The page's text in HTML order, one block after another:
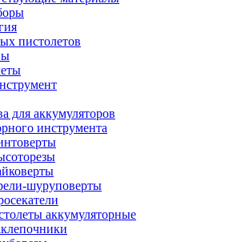
пистолетов
для аккумуляторов
инструмента
шуруповерты
аккумуляторные